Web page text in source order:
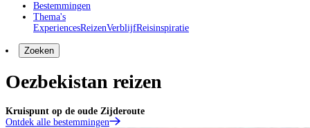
Bestemmingen
Thema's
ExperiencesReizenVerblijfReisinspiratie
Zoeken
Oezbekistan reizen
Kruispunt op de oude Zijderoute
Ontdek alle bestemmingen